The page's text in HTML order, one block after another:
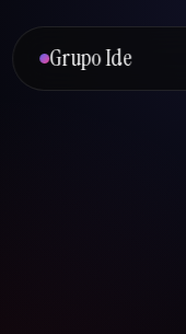
Grupo Ide